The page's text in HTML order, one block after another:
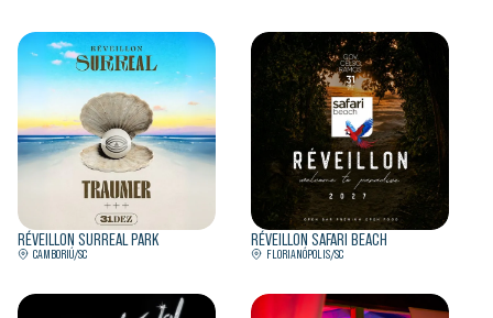
RÉVEILLON SURREAL PARK
CAMBORIÚ/SC
RÉVEILLON SAFARI BEACH
FLORIANÓPOLIS/SC